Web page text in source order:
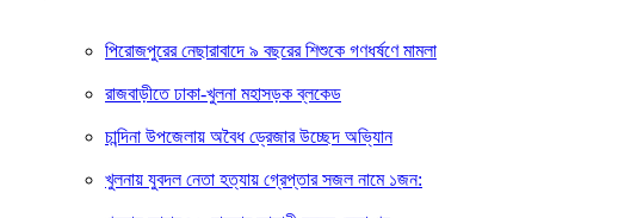
পিরোজপুরের নেছারাবাদে ৯ বছরের শিশুকে গণধর্ষণে মামলা
রাজবাড়ীতে ঢাকা-খুলনা মহাসড়ক ব্লকেড
চান্দিনা উপজেলায় অবৈধ ড্রেজার উচ্ছেদ অভি্যান
খুলনায় যুবদল নেতা হত্যায় গ্রেপ্তার সজল নামে ১জন: